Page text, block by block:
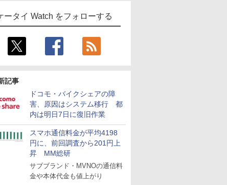
ータイ Watch をフォローする
記事
ドコモ・バイクシェアの障
害、原因はシステム移行 都
内は明日7日に復旧作業
スマホ通信料金が平均4198
円に、前回調査から201円上
昇 MM総研
サブブランド・MVNOの通信料
金や本体代金も値上がり